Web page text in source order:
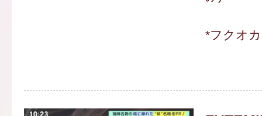
*フクオ